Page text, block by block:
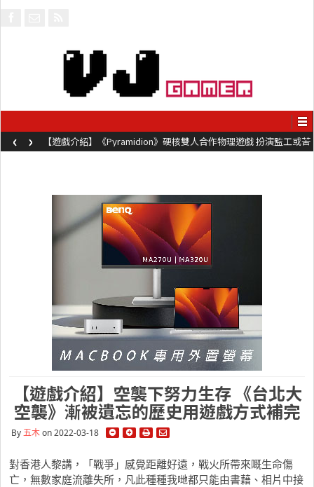
【遊戲介紹】《Pyramidion》硬核雙人合作物理遊戲 扮演監工或苦
工奮力鞭打對方前進
‹ ›
【遊戲介紹】空襲下努力生存 《台北大
空襲》漸被遺忘的歷史用遊戲方式補完
By五木on 2022-03-18
對香港人黎講，「戰爭」感覺距離好遠，戰火所帶來嘅生命傷
亡，無數家庭流離失所，凡此種種我哋都只能由書藉、相片中接